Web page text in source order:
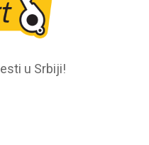
u Srbiji!